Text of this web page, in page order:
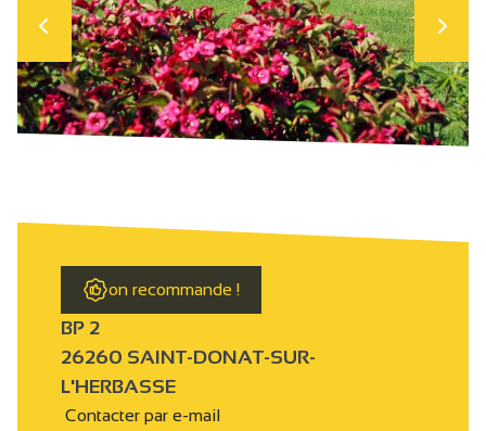
on recommande !
BP 2
26260 SAINT-DONAT-SUR-
L'HERBASSE
Contacter par e-mail